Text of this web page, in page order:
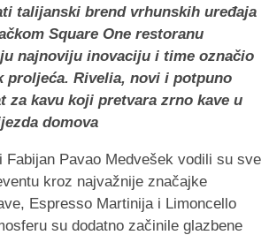
talijanski brend vrhunskih uređaja
Square One restoranu
najnoviju inovaciju i time označio
proljeća. Rivelia, novi i potpuno
za kavu koji pretvara zrno kave u
domova
Fabijan Pavao Medvešek vodili su sve
kroz najvažnije značajke
Espresso Martinija i Limoncello
su dodatno začinile glazbene